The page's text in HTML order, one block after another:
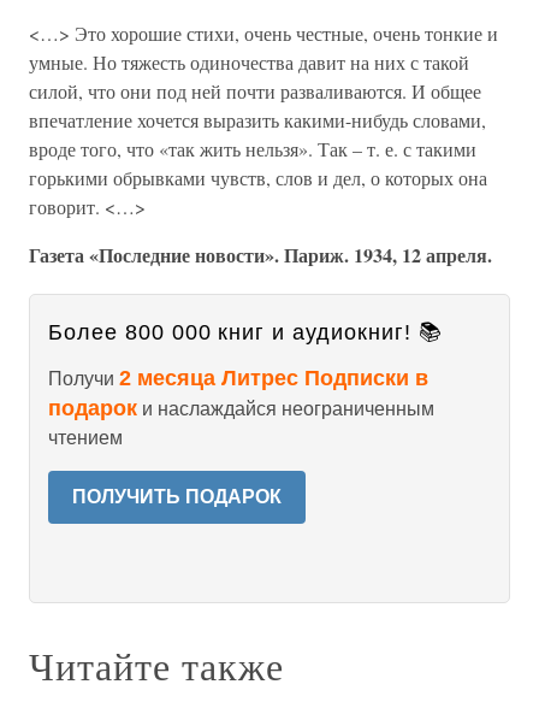
<…> Это хорошие стихи, очень честные, очень тонкие и
умные. Но тяжесть одиночества давит на них с такой
силой, что они под ней почти разваливаются. И общее
впечатление хочется выразить какими-нибудь словами,
вроде того, что «так жить нельзя». Так – т. е. с такими
горькими обрывками чувств, слов и дел, о которых она
говорит. <…>
Газета «Последние новости». Париж. 1934, 12 апреля.
Более 800 000 книг и аудиокниг! 📚
Получи 2 месяца Литрес Подписки в
подарок и наслаждайся неограниченным
чтением
ПОЛУЧИТЬ ПОДАРОК
Читайте также